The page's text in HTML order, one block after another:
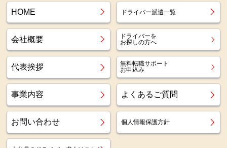
HOME ドライバー派遣一覧
会社概要
ドライバーを
お探しの方へ
代表挨拶
無料転職サポート
お申込み
事業内容 よくあるご質問
お問い合わせ 個人情報保護方針